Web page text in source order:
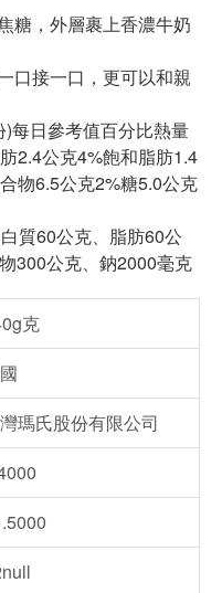
糖，外層裹上香濃牛奶
口接一口，更可以和親
每日參考值百分比熱量
2.4公克4%飽和脂肪1.4
物6.5公克2%糖5.0公克
質60公克、脂肪60公
300公克、鈉2000毫克
克
瑪氏股份有限公司